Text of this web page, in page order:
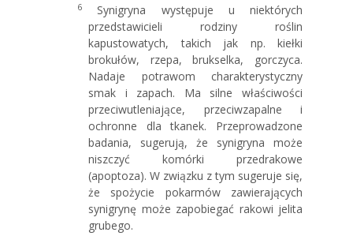
6
Synigryna występuje u niektórych
przedstawicieli rodziny roślin
kapustowatych, takich jak np. kiełki
brokułów, rzepa, brukselka, gorczyca.
Nadaje potrawom charakterystyczny
smak i zapach. Ma silne właściwości
przeciwutleniające, przeciwzapalne i
ochronne dla tkanek. Przeprowadzone
badania, sugerują, że synigryna może
niszczyć komórki przedrakowe
(apoptoza). W związku z tym sugeruje się,
że spożycie pokarmów zawierających
synigrynę może zapobiegać rakowi jelita
grubego.